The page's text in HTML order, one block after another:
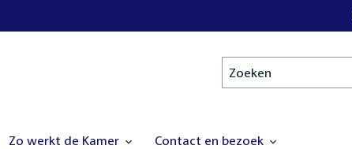
Zoeken
Zo werkt de Kamer Contact en bezoek